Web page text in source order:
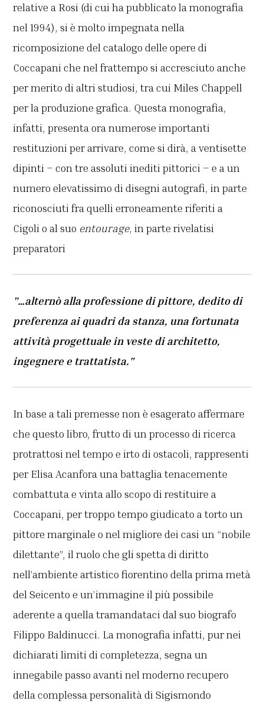
relative a Rosi (di cui ha pubblicato la monografia
nel 1994), si è molto impegnata nella
ricomposizione del catalogo delle opere di
Coccapani che nel frattempo si accresciuto anche
per merito di altri studiosi, tra cui Miles Chappell
per la produzione grafica. Questa monografia,
infatti, presenta ora numerose importanti
restituzioni per arrivare, come si dirà, a ventisette
dipinti – con tre assoluti inediti pittorici – e a un
numero elevatissimo di disegni autografi, in parte
riconosciuti fra quelli erroneamente riferiti a
Cigoli o al suo entourage, in parte rivelatisi
preparatori
"…alternò alla professione di pittore, dedito di
preferenza ai quadri da stanza, una fortunata
attività progettuale in veste di architetto,
ingegnere e trattatista."
In base a tali premesse non è esagerato affermare
che questo libro, frutto di un processo di ricerca
protrattosi nel tempo e irto di ostacoli, rappresenti
per Elisa Acanfora una battaglia tenacemente
combattuta e vinta allo scopo di restituire a
Coccapani, per troppo tempo giudicato a torto un
pittore marginale o nel migliore dei casi un “nobile
dilettante”, il ruolo che gli spetta di diritto
nell’ambiente artistico fiorentino della prima metà
del Seicento e un’immagine il più possibile
aderente a quella tramandataci dal suo biografo
Filippo Baldinucci. La monografia infatti, pur nei
dichiarati limiti di completezza, segna un
innegabile passo avanti nel moderno recupero
della complessa personalità di Sigismondo